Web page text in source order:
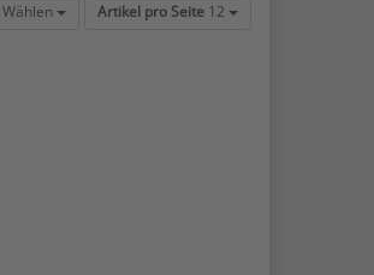
Wählen Artikel pro Seite 12